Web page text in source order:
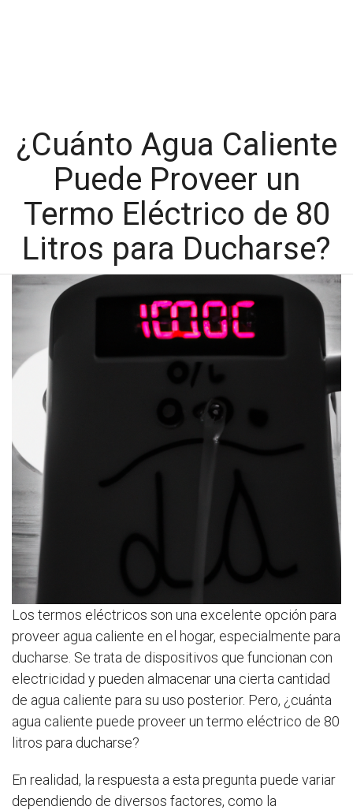
¿Cuánto Agua Caliente
Puede Proveer un
Termo Eléctrico de 80
Litros para Ducharse?
Los termos eléctricos son una excelente opción para
proveer agua caliente en el hogar, especialmente para
ducharse. Se trata de dispositivos que funcionan con
electricidad y pueden almacenar una cierta cantidad
de agua caliente para su uso posterior. Pero, ¿cuánta
agua caliente puede proveer un termo eléctrico de 80
litros para ducharse?
En realidad, la respuesta a esta pregunta puede variar
dependiendo de diversos factores, como la